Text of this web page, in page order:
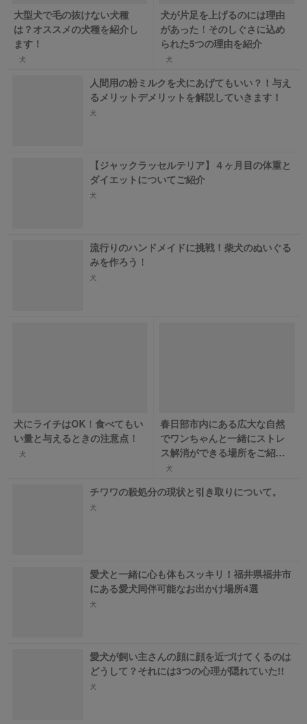
大型犬で毛の抜けない犬種
は？オススメの犬種を紹介し
ます！
犬
犬が片足を上げるのには理由
があった！そのしぐさに込め
られた5つの理由を紹介
犬
人間用の粉ミルクを犬にあげてもいい？！与え
るメリットデメリットを解説していきます！
犬
【ジャックラッセルテリア】４ヶ月目の体重と
ダイエットについてご紹介
犬
流行りのハンドメイドに挑戦！柴犬のぬいぐる
みを作ろう！
犬
犬にライチはOK！食べてもい
い量と与えるときの注意点！
犬
春日部市内にある広大な自然
でワンちゃんと一緒にストレ
ス解消ができる場所をご紹
介！
犬
チワワの殺処分の現状と引き取りについて。
犬
愛犬と一緒に心も体もスッキリ！福井県福井市
にある愛犬同伴可能なお出かけ場所4選
犬
愛犬が飼い主さんの顔に顔を近づけてくるのは
どうして？それには3つの心理が隠れていた!!
犬